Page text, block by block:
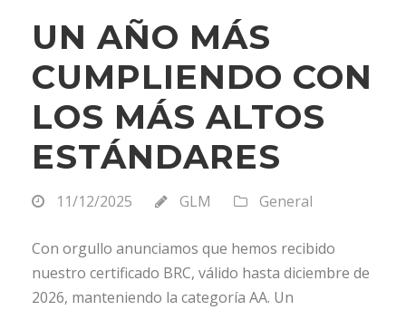
UN AÑO MÁS
CUMPLIENDO CON
LOS MÁS ALTOS
ESTÁNDARES
11/12/2025 GLM General
Con orgullo anunciamos que hemos recibido
nuestro certificado BRC, válido hasta diciembre de
2026, manteniendo la categoría AA. Un